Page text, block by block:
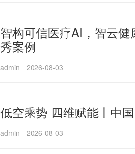
智构可信医疗AI，智云
秀案例
admin 2026-08-03
低空乘势 四维赋能丨中
admin 2026-08-03